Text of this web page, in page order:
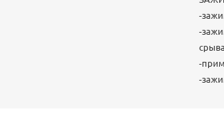
-
-
-
-